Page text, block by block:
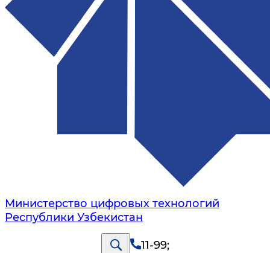
Министерство цифровых технологий
Республики Узбекистан
11-99;